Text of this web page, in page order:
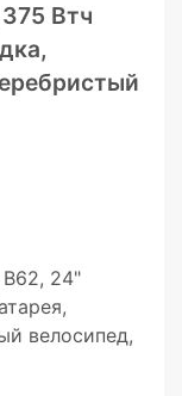
Втч
B62, 24"
велосипед,